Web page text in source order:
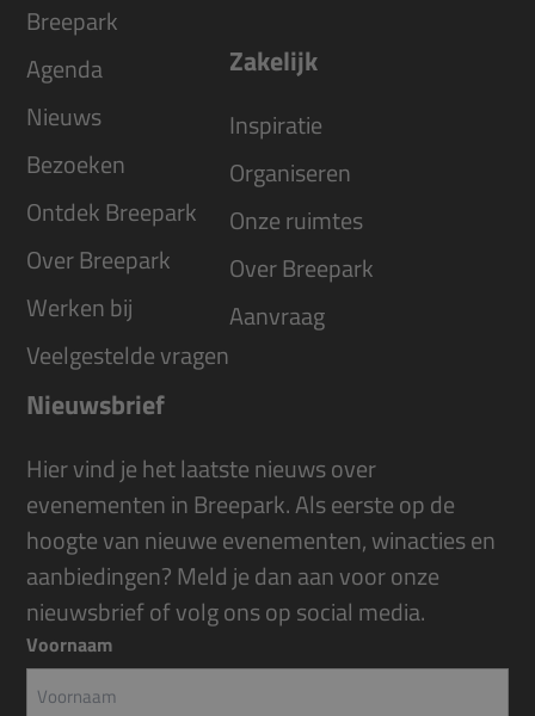
Breepark
Agenda
Nieuws
Bezoeken
Ontdek Breepark
Over Breepark
Werken bij
Veelgestelde vragen
Zakelijk
Inspiratie
Organiseren
Onze ruimtes
Over Breepark
Aanvraag
Nieuwsbrief
Hier vind je het laatste nieuws over
evenementen in Breepark. Als eerste op de
hoogte van nieuwe evenementen, winacties en
aanbiedingen? Meld je dan aan voor onze
nieuwsbrief of volg ons op social media.
Voornaam